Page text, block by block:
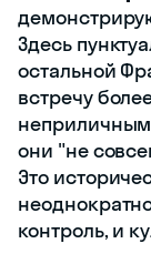
Здесь
остальной
встречу
они "не
Это
контроль, и